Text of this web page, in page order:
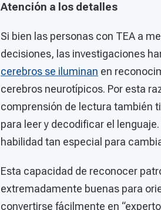
Atención a los detalles
Si bien las personas con TEA a
decisiones, las investigaciones
cerebros se iluminan en
cerebros neurotípicos. Por esta
comprensión de lectura también
para leer y decodificar el
habilidad tan especial para
Esta capacidad de reconocer
extremadamente buenas para
convertirse fácilmente en